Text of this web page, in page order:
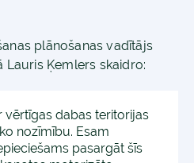
plānošanas vadītājs
Ķemlers skaidro:
vērtīgas dabas teritorijas
nozīmību. Esam
pasargāt šīs